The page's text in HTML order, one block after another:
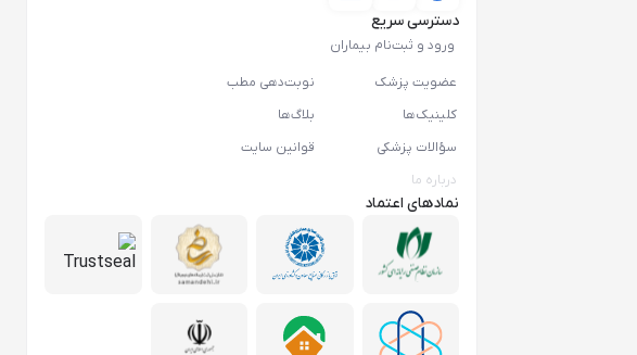
دسترسی سریع
ورود و ثبت‌نام بیماران
عضویت پزشک
نوبت‌دهی مطب
کلینیک‌ها
بلاگ‌ها
سؤالات پزشکی
قوانین سایت
درباره ما
نمادهای اعتماد